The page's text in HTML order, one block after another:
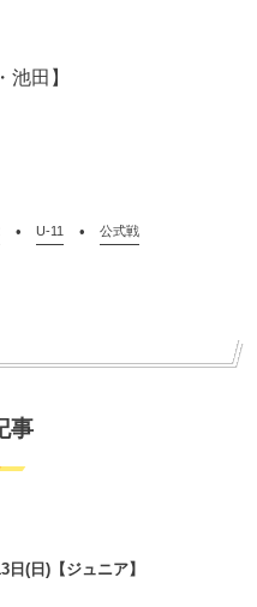
田】
U-11 公式戦
事
日(日)【ジュニア】